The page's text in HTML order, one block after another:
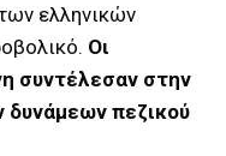
ελληνικών
Οι
συντέλεσαν στην
δυνάμεων πεζικού